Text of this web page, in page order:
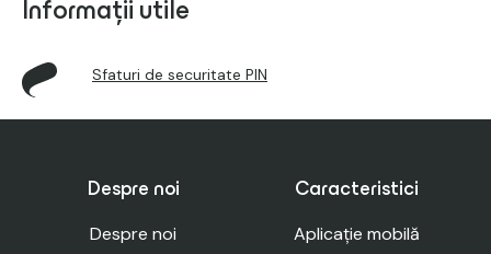
Informații utile
Sfaturi de securitate PIN
Despre noi
Despre noi
Caracteristici
Aplicație mobilă